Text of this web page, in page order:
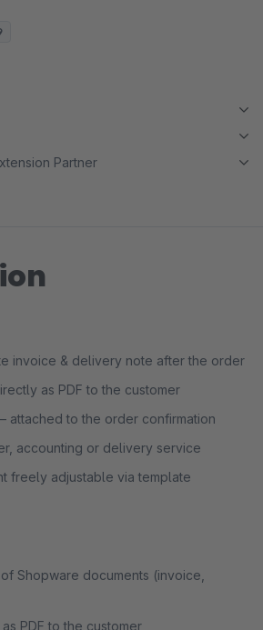
Partner
invoice & delivery note after the order
as PDF to the customer
attached to the order confirmation
accounting or delivery service
freely adjustable via template
Shopware documents (invoice,
PDF to the customer